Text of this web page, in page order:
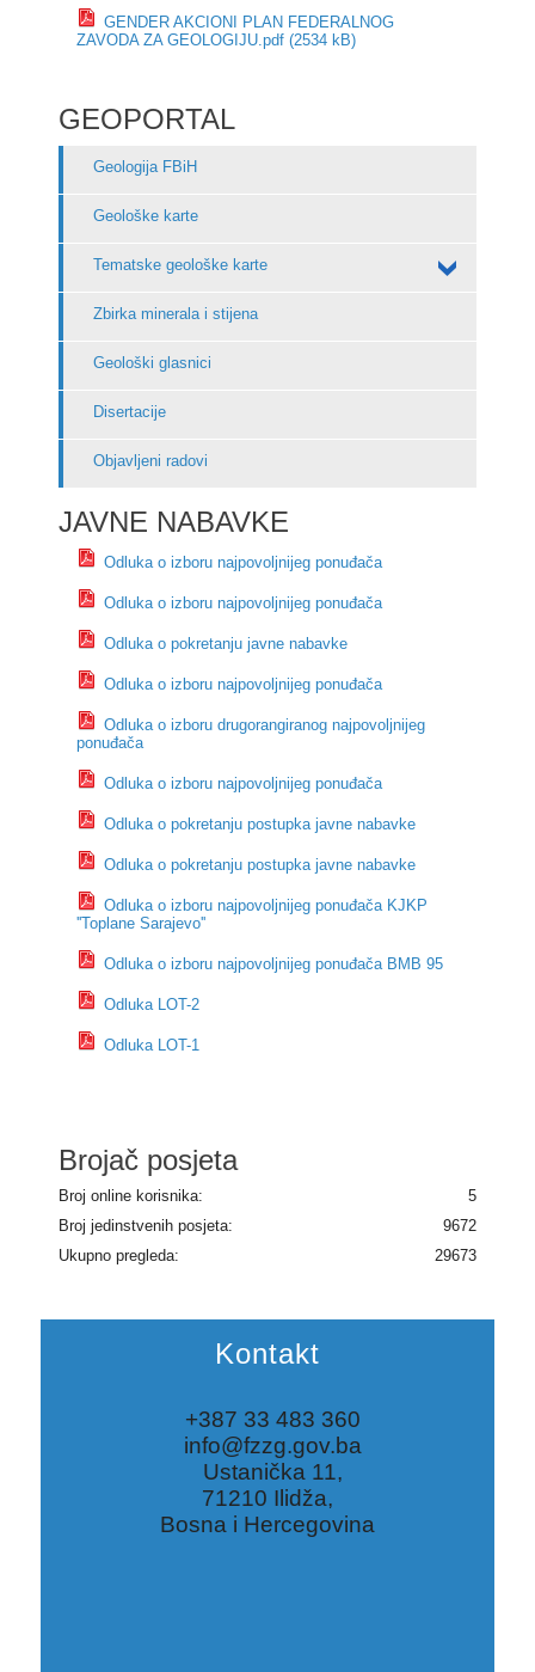
GENDER AKCIONI PLAN FEDERALNOG
ZAVODA ZA GEOLOGIJU.pdf (2534 kB)
GEOPORTAL
Geologija FBiH
Geološke karte
Tematske geološke karte
Zbirka minerala i stijena
Geološki glasnici
Disertacije
Objavljeni radovi
JAVNE NABAVKE
Odluka o izboru najpovoljnijeg ponuđača
Odluka o izboru najpovoljnijeg ponuđača
Odluka o pokretanju javne nabavke
Odluka o izboru najpovoljnijeg ponuđača
Odluka o izboru drugorangiranog najpovoljnijeg
ponuđača
Odluka o izboru najpovoljnijeg ponuđača
Odluka o pokretanju postupka javne nabavke
Odluka o pokretanju postupka javne nabavke
Odluka o izboru najpovoljnijeg ponuđača KJKP
''Toplane Sarajevo''
Odluka o izboru najpovoljnijeg ponuđača BMB 95
Odluka LOT-2
Odluka LOT-1
Brojač posjeta
Broj online korisnika:
5
Broj jedinstvenih posjeta:
9672
Ukupno pregleda:
29673
Kontakt
+387 33 483 360
info@fzzg.gov.ba
Ustanička 11,
71210 Ilidža,
Bosna i Hercegovina